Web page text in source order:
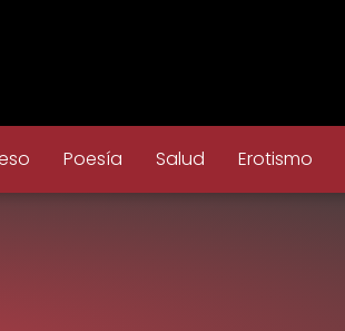
Poesía Salud Erotismo